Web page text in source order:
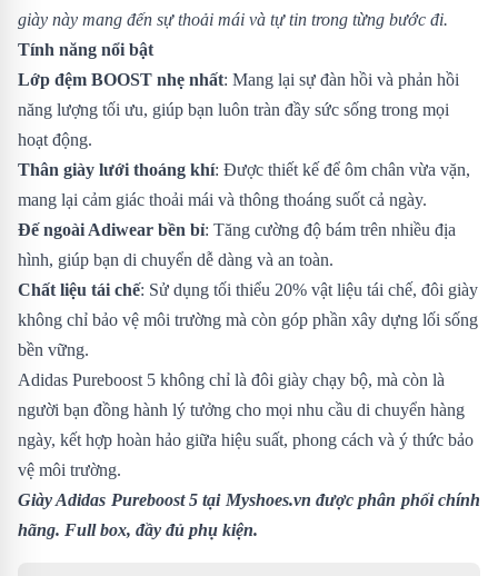
giày này mang đến sự thoải mái và tự tin trong từng bước đi.
Tính năng nổi bật
Lớp đệm BOOST nhẹ nhất: Mang lại sự đàn hồi và phản hồi
năng lượng tối ưu, giúp bạn luôn tràn đầy sức sống trong mọi
hoạt động.
Thân giày lưới thoáng khí: Được thiết kế để ôm chân vừa vặn,
mang lại cảm giác thoải mái và thông thoáng suốt cả ngày.
Đế ngoài Adiwear bền bỉ: Tăng cường độ bám trên nhiều địa
hình, giúp bạn di chuyển dễ dàng và an toàn.
Chất liệu tái chế: Sử dụng tối thiểu 20% vật liệu tái chế, đôi giày
không chỉ bảo vệ môi trường mà còn góp phần xây dựng lối sống
bền vững.
Adidas Pureboost 5 không chỉ là đôi giày chạy bộ, mà còn là
người bạn đồng hành lý tưởng cho mọi nhu cầu di chuyển hàng
ngày, kết hợp hoàn hảo giữa hiệu suất, phong cách và ý thức bảo
vệ môi trường.
Giày Adidas Pureboost 5 tại Myshoes.vn được phân phối chính
hãng. Full box, đầy đủ phụ kiện.